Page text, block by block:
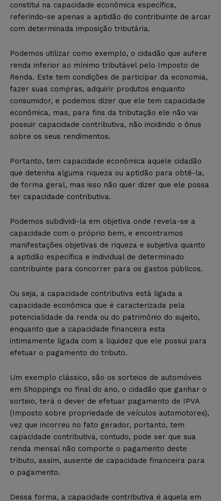
constitui na capacidade econômica específica,
referindo-se apenas a aptidão do contribuinte de arcar
com determinada imposição tributária.
Podemos utilizar como exemplo, o cidadão que aufere
renda inferior ao mínimo tributável pelo Imposto de
Renda. Este tem condições de participar da economia,
fazer suas compras, adquirir produtos enquanto
consumidor, e podemos dizer que ele tem capacidade
econômica, mas, para fins da tributação ele não vai
possuir capacidade contributiva, não incidindo o ônus
sobre os seus rendimentos.
Portanto, tem capacidade econômica aquele cidadão
que detenha alguma riqueza ou aptidão para obtê-la,
de forma geral, mas isso não quer dizer que ele possa
ter capacidade contributiva.
Podemos subdividi-la em objetiva onde revela-se a
capacidade com o próprio bem, e encontramos
manifestações objetivas de riqueza e subjetiva quanto
a aptidão específica e individual de determinado
contribuinte para concorrer para os gastos públicos.
Ou seja, a capacidade contributiva está ligada a
capacidade econômica que é caracterizada pela
potencialidade da renda ou do patrimônio do sujeito,
enquanto que a capacidade financeira esta
intimamente ligada com a liquidez que ele possui para
efetuar o pagamento do tributo.
Um exemplo clássico, são os sorteios de automóveis
em Shoppings no final do ano, o cidadão que ganhar o
sorteio, terá o dever de efetuar pagamento de IPVA
(Imposto sobre propriedade de veículos automotores),
vez que incorreu no fato gerador, portanto, tem
capacidade contributiva, contudo, pode ser que sua
renda mensal não comporte o pagamento deste
tributo, assim, ausente de capacidade financeira para
o pagamento.
Dessa forma, a capacidade contributiva é aquela em